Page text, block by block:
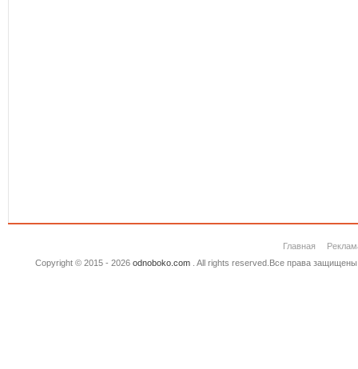
Главная
Copyright © 2015 - 2026 odnoboko.com. All rights reserved.Все права защищены.